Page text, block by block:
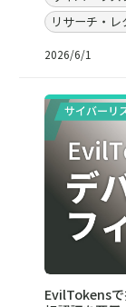
リサーチ・レ
2026/6/1
EvilTokensで